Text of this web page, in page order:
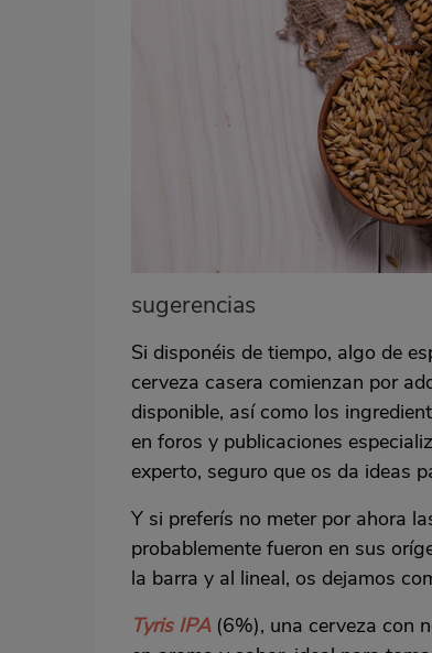
sugerencias
Si disponéis de tiempo, algo de
cerveza casera comienzan por
disponible, así como los
en foros y publicaciones
experto, seguro que os da ideas
Y si preferís no meter por ahora
probablemente fueron en sus
la barra y al lineal, os dejamos
Tyris IPA (6%), una cerveza con